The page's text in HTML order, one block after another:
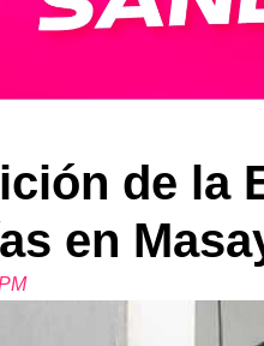
de la
en